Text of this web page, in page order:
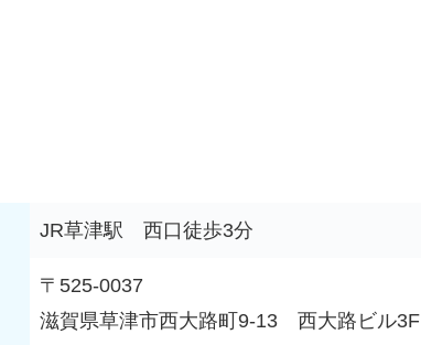
JR草津駅 西口徒歩3分
〒525-0037
滋賀県草津市西大路町9-13 西大路ビル3F